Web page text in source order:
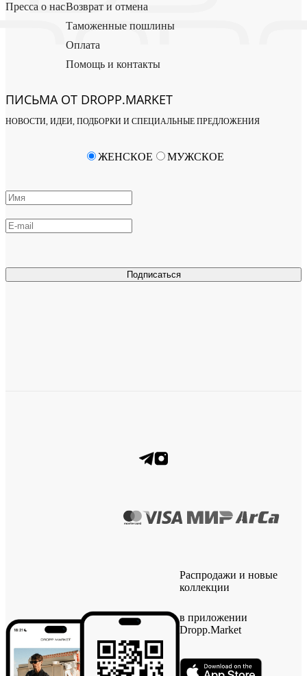
Пресса о насВозврат и отмена
Таможенные пошлины
Оплата
Помощь и контакты
ПИСЬМА ОТ DROPP.MARKET
НОВОСТИ, ИДЕИ, ПОДБОРКИ И СПЕЦИАЛЬНЫЕ ПРЕДЛОЖЕНИЯ
Подписаться
ЖЕНСКОЕ МУЖСКОЕ
Распродажи и новые
коллекции
в приложении
Dropp.Market